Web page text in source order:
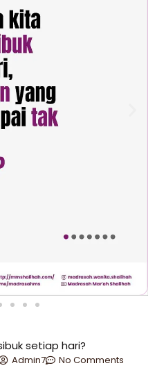
setiap hari?
Admin7 No Comments